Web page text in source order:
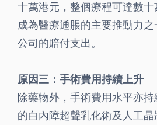
十萬港元，整個療程可達數
成為醫療通脹的主要推動力
公司的賠付支出。
原因三：手術費用持續上升
除藥物外，手術費用水平亦
的白內障超聲乳化術及人工